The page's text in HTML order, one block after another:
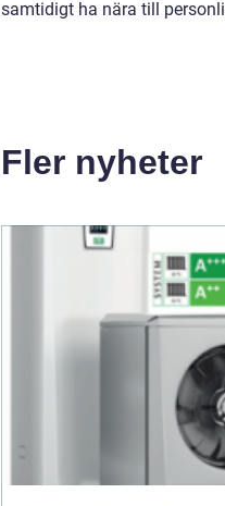
samtidigt ha nära till
Fler nyheter